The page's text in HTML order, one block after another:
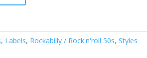
, Labels, Rockabilly / Rock'n'roll 50s, Styles